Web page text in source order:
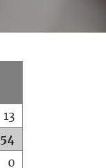
13
54
0